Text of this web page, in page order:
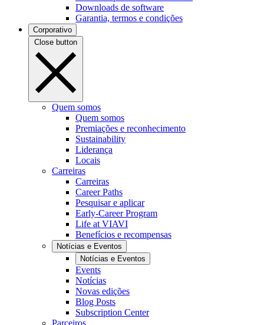
Downloads de software
Garantia, termos e condições
Corporativo
Close button
Quem somos
Quem somos
Premiações e reconhecimento
Sustainability
Liderança
Locais
Carreiras
Carreiras
Career Paths
Pesquisar e aplicar
Early-Career Program
Life at VIAVI
Benefícios e recompensas
Notícias e Eventos
Notícias e Eventos
Events
Notícias
Novas edições
Blog Posts
Subscription Center